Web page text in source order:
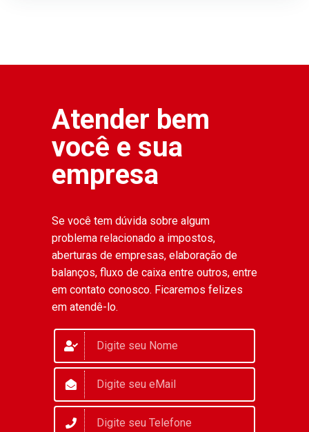
Atender bem
você e sua
empresa
Se você tem dúvida sobre algum
problema relacionado a impostos,
aberturas de empresas, elaboração de
balanços, fluxo de caixa entre outros, entre
em contato conosco. Ficaremos felizes
em atendê-lo.